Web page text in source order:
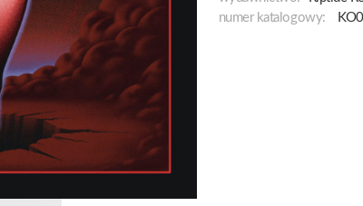
numer katalogowy: